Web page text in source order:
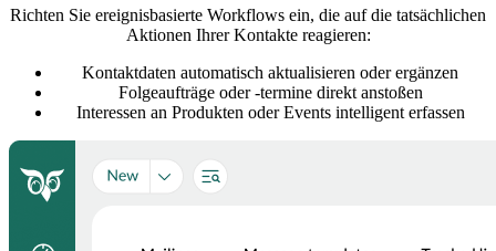
Richten Sie ereignisbasierte Workflows ein, die auf die tatsächlichen
Aktionen Ihrer Kontakte reagieren:
Kontaktdaten automatisch aktualisieren oder ergänzen
Folgeaufträge oder -termine direkt anstoßen
Interessen an Produkten oder Events intelligent erfassen